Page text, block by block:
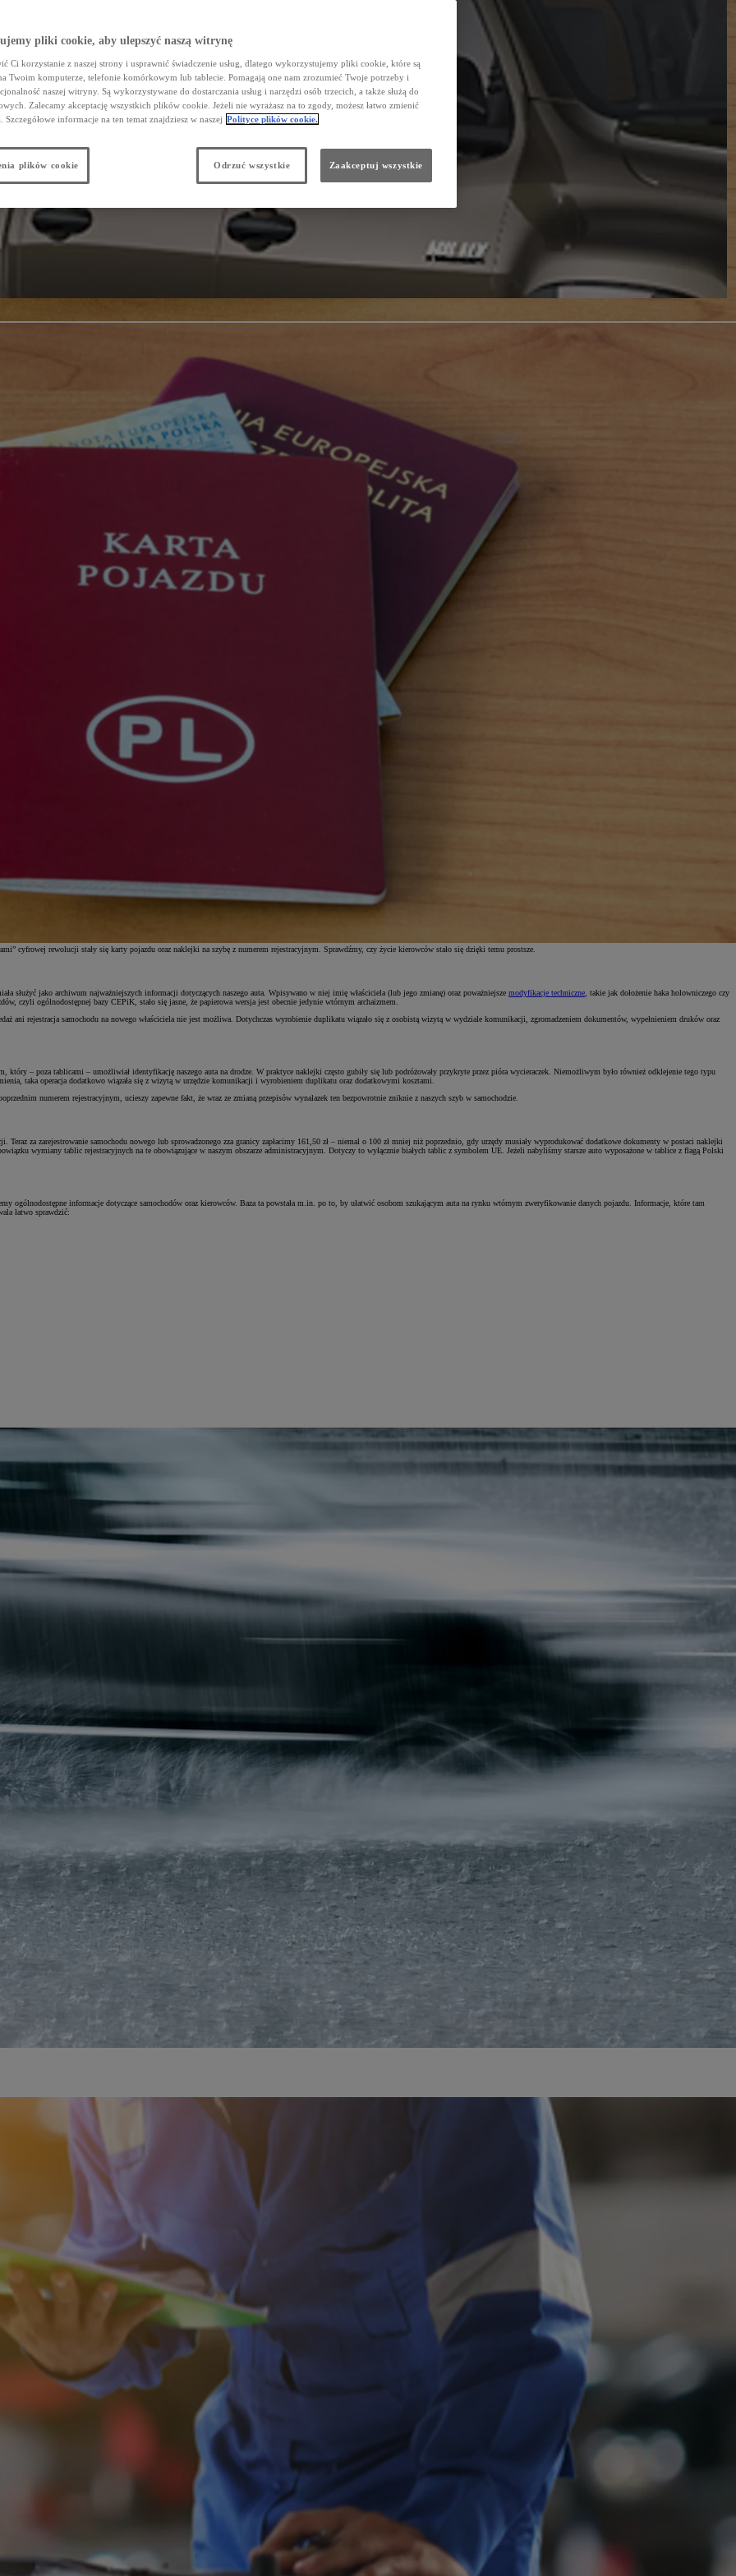
cyfrowej rewolucji stały się karty pojazdu oraz naklejki na szybę z numerem rejestracyjnym. Sprawdźmy, czy życie kierowców stało się dzięki temu prostsze.
służyć jako archiwum najważniejszych informacji dotyczących naszego auta. Wpisywano w niej imię właściciela (lub jego zmianę) oraz poważniejsze modyfikacje techniczne , takie jak dołożenie haka holowniczego czy
czyli ogólnodostępnej bazy CEPiK, stało się jasne, że papierowa wersja jest obecnie jedynie wtórnym archaizmem.
ani rejestracja samochodu na nowego właściciela nie jest możliwa. Dotychczas wyrobienie duplikatu wiązało się z osobistą wizytą w wydziale komunikacji, zgromadzeniem dokumentów, wypełnieniem druków oraz
– poza tablicami – umożliwiał identyfikację naszego auta na drodze. W praktyce naklejki często gubiły się lub podróżowały przykryte przez pióra wycieraczek. Niemożliwym było również odklejenie tego typu
taka operacja dodatkowo wiązała się z wizytą w urzędzie komunikacji i wyrobieniem duplikatu oraz dodatkowymi kosztami.
numerem rejestracyjnym, ucieszy zapewne fakt, że wraz ze zmianą przepisów wynalazek ten bezpowrotnie zniknie z naszych szyb w samochodzie.
za zarejestrowanie samochodu nowego lub sprowadzonego zza granicy zapłacimy 161,50 zł – niemal o 100 zł mniej niż poprzednio, gdy urzędy musiały wyprodukować dodatkowe dokumenty w postaci naklejki
wymiany tablic rejestracyjnych na te obowiązujące w naszym obszarze administracyjnym. Dotyczy to wyłącznie białych tablic z symbolem UE. Jeżeli nabyliśmy starsze auto wyposażone w tablice z flagą Polski
informacje dotyczące samochodów oraz kierowców. Baza ta powstała m.in. po to, by ułatwić osobom szukającym auta na rynku wtórnym zweryfikowanie danych pojazdu. Informacje, które tam
łatwo sprawdzić:
pliki cookie, aby ulepszyć naszą witrynę
Ci korzystanie z naszej strony i usprawnić świadczenie usług, dlatego wykorzystujemy pliki cookie, które są
Twoim komputerze, telefonie komórkowym lub tablecie. Pomagają one nam zrozumieć Twoje potrzeby i
naszej witryny. Są wykorzystywane do dostarczania usług i narzędzi osób trzecich, a także służą do
Zalecamy akceptację wszystkich plików cookie. Jeżeli nie wyrażasz na to zgody, możesz łatwo zmienić
Szczegółowe informacje na ten temat znajdziesz w naszej Polityce plików cookie.
Odrzuć wszystkie Zaakceptuj wszystkie
plików cookie